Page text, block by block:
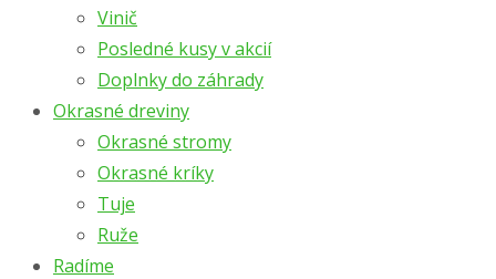
Vinič
Posledné kusy v akcií
Doplnky do záhrady
Okrasné dreviny
Okrasné stromy
Okrasné kríky
Tuje
Ruže
Radíme